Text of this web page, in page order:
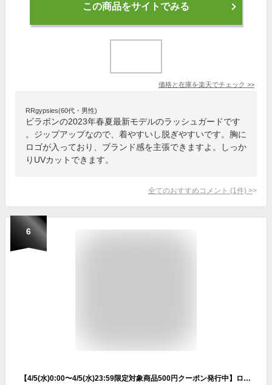
この商品をサイトでみる
価格と在庫を楽天でチェック >>
RRgypsies(60代・男性)
ビラボンの2023年春夏最新モデルのラッシュガードです
。ジップアップなので、着やすいし脱ぎやすいです。胸に
ロゴが入っており、ブランド感を主張できますよ。しっか
りUVカットできます。
全てのおすすめコメント (1 件) >
6
【4/5(水)0:00〜4/5(水)23:59限定対象商品500円クーポン発行中】ロキシー ROXY ラッシュガード 長袖 レディース RASHIE PARKA ラッシュガード RLY225054